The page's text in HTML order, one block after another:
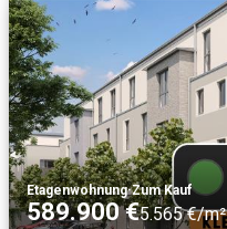
Etagenwohnung·Zum Kauf
589.900 €5.565 €/m²